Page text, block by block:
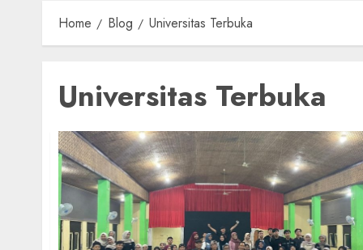
Home Blog Universitas Terbuka
Universitas Terbuka